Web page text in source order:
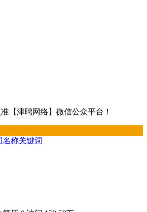
【津聘网络】微信公众平台！
名称关键词